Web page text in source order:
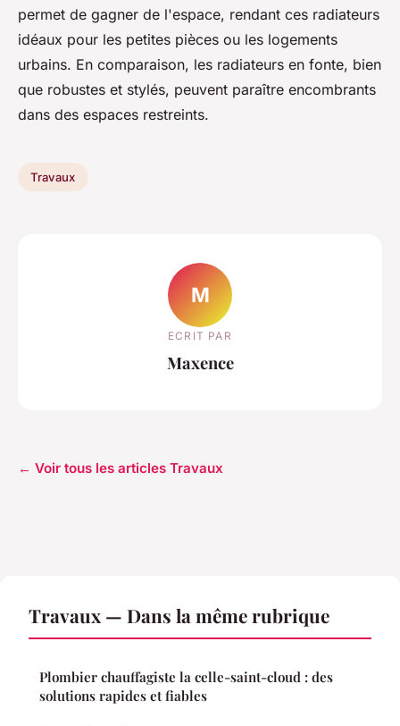
permet de gagner de l'espace, rendant ces radiateurs
idéaux pour les petites pièces ou les logements
urbains. En comparaison, les radiateurs en fonte, bien
que robustes et stylés, peuvent paraître encombrants
dans des espaces restreints.
Travaux
M
ECRIT PAR
Maxence
← Voir tous les articles Travaux
Travaux — Dans la même rubrique
Plombier chauffagiste la celle-saint-cloud : des
solutions rapides et fiables